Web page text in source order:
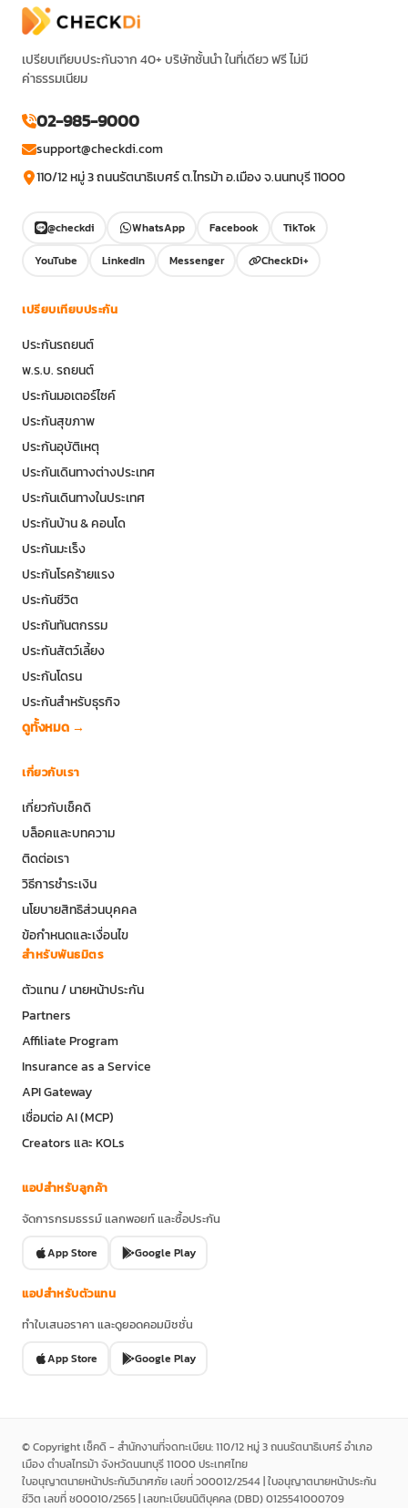
เปรียบเทียบประกันจาก 40+ บริษัทชั้นนำ ในที่เดียว ฟรี ไม่มี
ค่าธรรมเนียม
02-985-9000
support@checkdi.com
110/12 หมู่ 3 ถนนรัตนาธิเบศร์ ต.ไทรม้า อ.เมือง จ.นนทบุรี 11000
@checkdi WhatsApp Facebook
TikTok
YouTube
LinkedIn Messenger CheckDi+
เปรียบเทียบประกัน
ประกันรถยนต์
พ.ร.บ. รถยนต์
ประกันมอเตอร์ไซค์
ประกันสุขภาพ
ประกันอุบัติเหตุ
ประกันเดินทางต่างประเทศ
ประกันเดินทางในประเทศ
ประกันบ้าน & คอนโด
ประกันมะเร็ง
ประกันโรคร้ายแรง
ประกันชีวิต
ประกันทันตกรรม
ประกันสัตว์เลี้ยง
ประกันโดรน
ประกันสำหรับธุรกิจ
ดูทั้งหมด →
เกี่ยวกับเรา
เกี่ยวกับเช็คดิ
บล็อคและบทความ
ติดต่อเรา
วิธีการชำระเงิน
นโยบายสิทธิส่วนบุคคล
ข้อกำหนดและเงื่อนไข
สำหรับพันธมิตร
ตัวแทน / นายหน้าประกัน
Partners
Affiliate Program
Insurance as a Service
API Gateway
เชื่อมต่อ AI (MCP)
Creators และ KOLs
แอปสำหรับลูกค้า
จัดการกรมธรรม์ แลกพอยท์ และซื้อประกัน
App Store Google Play
แอปสำหรับตัวแทน
ทำใบเสนอราคา และดูยอดคอมมิชชั่น
App Store Google Play
© Copyright เช็คดิ - สำนักงานที่จดทะเบียน: 110/12 หมู่ 3 ถนนรัตนาธิเบศร์ อำเภอ
เมือง ตำบลไทรม้า จังหวัดนนทบุรี 11000 ประเทศไทย
ใบอนุญาตนายหน้าประกันวินาศภัย เลขที่ ว00012/2544 | ใบอนุญาตนายหน้าประกัน
ชีวิต เลขที่ ช00010/2565 | เลขทะเบียนนิติบุคคล (DBD) 0125541000709